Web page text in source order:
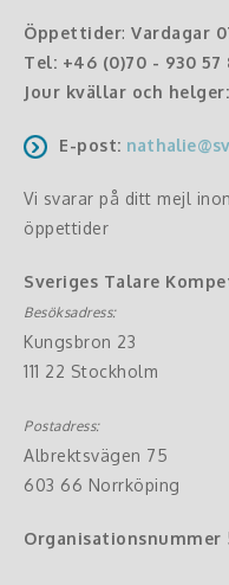
Öppettider: Vardagar
Tel: +46 (0)70 - 930 57
Jour kvällar och helger:
E-post:
Vi svarar på ditt mejl
öppettider
Sveriges Talare
Besöksadress:
Kungsbron 23
111 22 Stockholm
Postadress:
Albrektsvägen 75
603 66 Norrköping
Organisationsnummer